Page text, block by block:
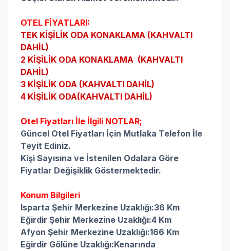
OTEL FİYATLARI:
TEK KİŞİLİK ODA KONAKLAMA (KAHVALTI
DAHİL)
2 KİŞİLİK ODA KONAKLAMA (KAHVALTI
DAHİL)
3 KİŞİLİK ODA (KAHVALTI DAHİL)
4 KİŞİLİK ODA(KAHVALTI DAHİL)
Otel Fiyatları İle İlgili NOTLAR;
Güncel Otel Fiyatları İçin Mutlaka Telefon İle
Teyit Ediniz.
Kişi Sayısına ve İstenilen Odalara Göre
Fiyatlar Değişiklik Göstermektedir.
Konum Bilgileri
Isparta Şehir Merkezine Uzaklığı:36 Km
Eğirdir Şehir Merkezine Uzaklığı:4 Km
Afyon Şehir Merkezine Uzaklığı:166 Km
Eğirdir Gölüne Uzaklığı:Kenarında